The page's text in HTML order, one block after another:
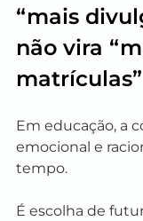
“mais
não vira
matrículas”
Em educação, a
emocional e
tempo.
É escolha de